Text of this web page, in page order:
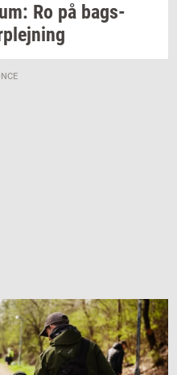
Ro på bags­